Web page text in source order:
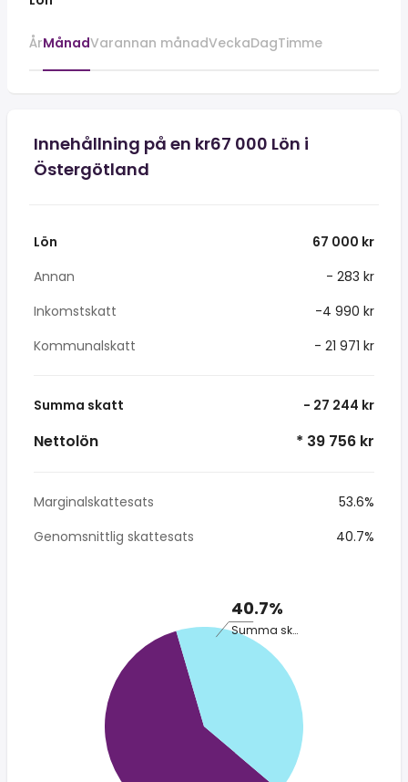
ÅrMånadVarannan månadVeckaDagTimme
Innehållning på en kr67 000 Lön i
Östergötland
Lön
67 000 kr
Annan
- 283 kr
Inkomstskatt
-4 990 kr
Kommunalskatt
- 21 971 kr
Summa skatt - 27 244 kr
Nettolön * 39 756 kr
Marginalskattesats
53.6%
Genomsnittlig skattesats
40.7%
40.7%
Summa skatt